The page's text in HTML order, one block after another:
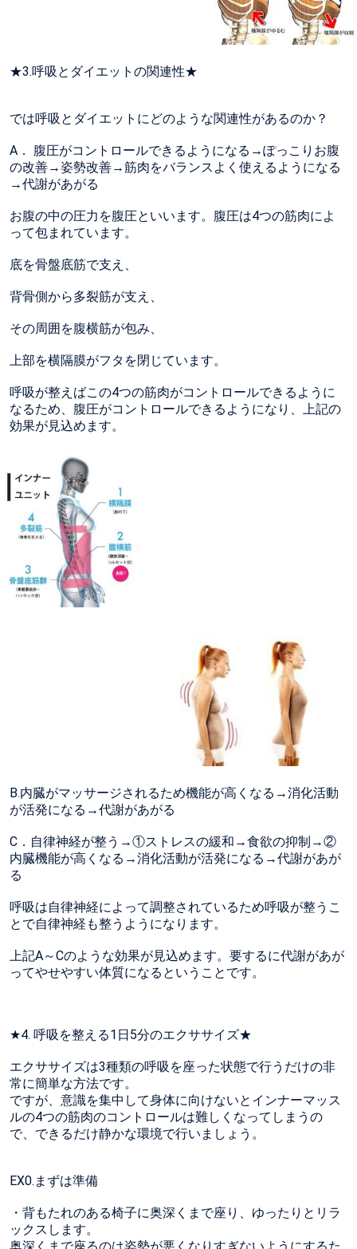
★3.呼吸とダイエットの関連性★
では呼吸とダイエットにどのような関連性があるのか？
A． 腹圧がコントロールできるようになる→ぽっこりお腹
の改善→姿勢改善→筋肉をバランスよく使えるようになる
→代謝があがる
お腹の中の圧力を腹圧といいます。腹圧は4つの筋肉によ
って包まれています。
底を骨盤底筋で支え、
背骨側から多裂筋が支え、
その周囲を腹横筋が包み、
上部を横隔膜がフタを閉じています。
呼吸が整えばこの4つの筋肉がコントロールできるように
なるため、腹圧がコントロールできるようになり、上記の
効果が見込めます。
B.内臓がマッサージされるため機能が高くなる→消化活動
が活発になる→代謝があがる
C．自律神経が整う→①ストレスの緩和→食欲の抑制→②
内臓機能が高くなる→消化活動が活発になる→代謝があが
る
呼吸は自律神経によって調整されているため呼吸が整うこ
とで自律神経も整うようになります。
上記A～Cのような効果が見込めます。要するに代謝があが
ってやせやすい体質になるということです。
★4. 呼吸を整える1日5分のエクササイズ★
エクササイズは3種類の呼吸を座った状態で行うだけの非
常に簡単な方法です。
ですが、意識を集中して身体に向けないとインナーマッス
ルの4つの筋肉のコントロールは難しくなってしまうの
で、できるだけ静かな環境で行いましょう。
EX0.まずは準備
・背もたれのある椅子に奥深くまで座り、ゆったりとリラ
ックスします。